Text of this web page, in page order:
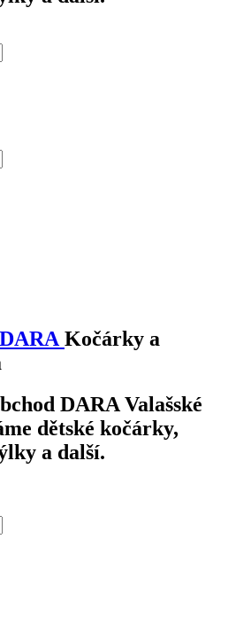
Kočárky a
DARA Valašské
dětské kočárky,
a další.